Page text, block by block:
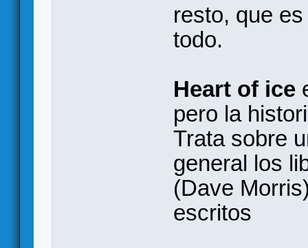
resto, que
todo.
Heart of ice
pero la
Trata sobre
general los
(Dave
escritos